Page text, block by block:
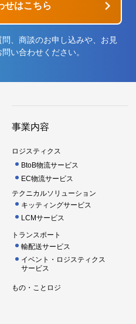
せはこちら
、商談のお申し込みや、お見
い合わせください。
事業内容
ロジスティクス
BtoB物流サービス
EC物流サービス
テクニカルソリューション
キッティングサービス
LCMサービス
トランスポート
輸配送サービス
イベント・ロジスティクス
サービス
もの・ことロジ